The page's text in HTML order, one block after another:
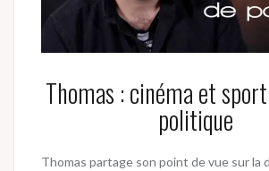
Thomas : cinéma et
politique
Thomas partage son point de vue sur la